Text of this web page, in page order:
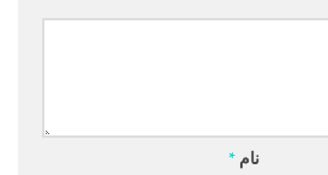
نام *